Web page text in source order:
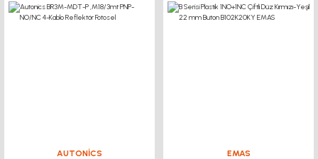
AUTONİCS
EMAS